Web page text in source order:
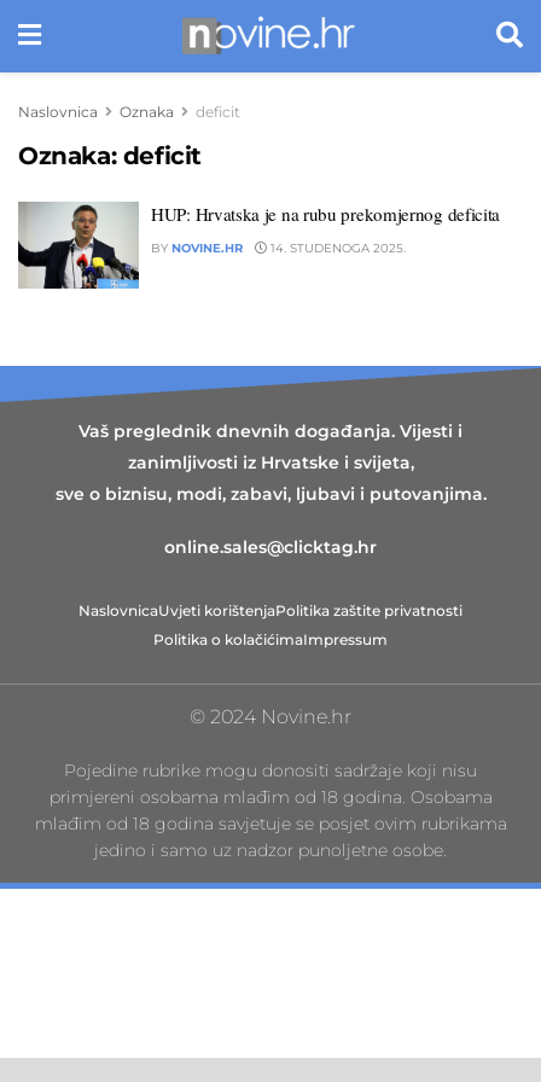
Naslovnica Oznaka deficit
Oznaka: deficit
HUP: Hrvatska je na rubu prekomjernog deficita
BY NOVINE.HR 14. STUDENOGA 2025.
Vaš preglednik dnevnih događanja. Vijesti i
zanimljivosti iz Hrvatske i svijeta,
sve o biznisu, modi, zabavi, ljubavi i putovanjima.
online.sales@clicktag.hr
NaslovnicaUvjeti korištenjaPolitika zaštite privatnosti
Politika o kolačićimaImpressum
© 2024 Novine.hr
Pojedine rubrike mogu donositi sadržaje koji nisu
primjereni osobama mlađim od 18 godina. Osobama
mlađim od 18 godina savjetuje se posjet ovim rubrikama
jedino i samo uz nadzor punoljetne osobe.